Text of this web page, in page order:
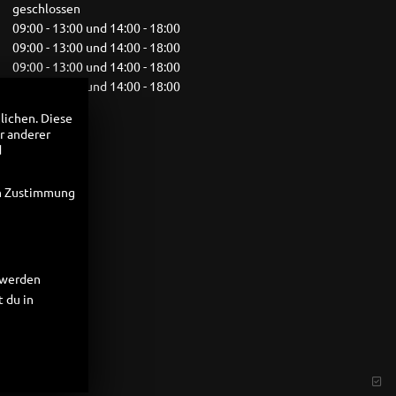
geschlossen
09:00 - 13:00 und 14:00 - 18:00
09:00 - 13:00 und 14:00 - 18:00
09:00 - 13:00 und 14:00 - 18:00
09:00 - 13:00 und 14:00 - 18:00
geschlossen
Diese
anderer
Zustimmung
du in